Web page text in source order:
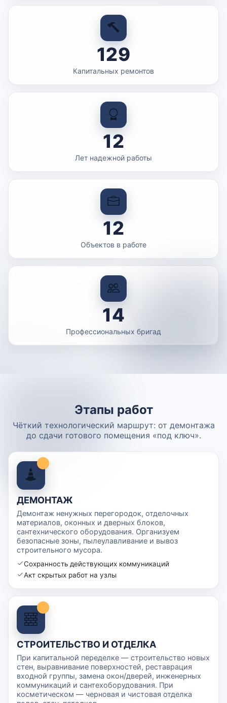
129
Капитальных ремонтов
12
Лет надежной работы
12
Объектов в работе
14
Профессиональных бригад
Этапы работ
Чёткий технологический маршрут: от демонтажа
до сдачи готового помещения «под ключ».
ДЕМОНТАЖ
Демонтаж ненужных перегородок, отделочных
материалов, оконных и дверных блоков,
сантехнического оборудования. Организуем
безопасные зоны, пылеулавливание и вывоз
строительного мусора.
Сохранность действующих коммуникаций
Акт скрытых работ на узлы
СТРОИТЕЛЬСТВО И ОТДЕЛКА
При капитальной переделке — строительство новых
стен, выравнивание поверхностей, реставрация
входной группы, замена окон/дверей, инженерных
коммуникаций и сантехоборудования. При
косметическом — черновая и чистовая отделка